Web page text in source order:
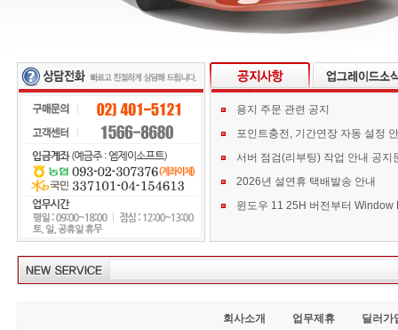
용지 주문 관련 공지
포인트충전, 기간연장 자동 설정
서버 점검(리부팅) 작업 안내 공지
2026년 설연휴 택배발송 안내
회사소개 업무제휴 딜러가